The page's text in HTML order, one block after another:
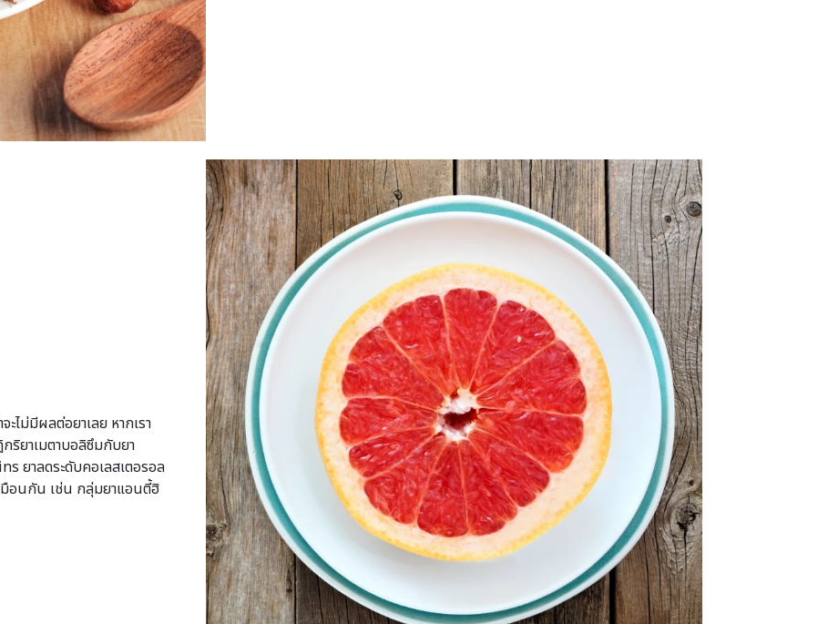
ไม่มีผลต่อยาเลย หากเรา
ริยาเมตาบอลิซึมกับยา
ยาลดระดับคอเลสเตอรอล
มือนกัน เช่น กลุ่มยาแอนตี้ฮิ